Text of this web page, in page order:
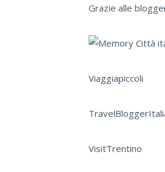
Grazie alle
Viaggiapiccoli
VisitTrentino